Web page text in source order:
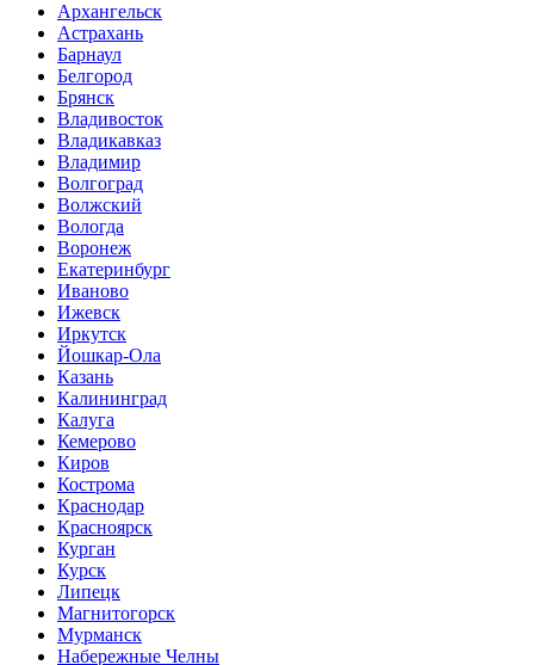
Архангельск
Астрахань
Барнаул
Белгород
Брянск
Владивосток
Владикавказ
Владимир
Волгоград
Волжский
Вологда
Воронеж
Екатеринбург
Иваново
Ижевск
Иркутск
Йошкар-Ола
Казань
Калининград
Калуга
Кемерово
Киров
Кострома
Краснодар
Красноярск
Курган
Курск
Липецк
Магнитогорск
Мурманск
Набережные Челны